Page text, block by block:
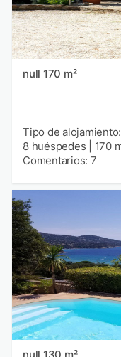
null 170 m²
Tipo de
8 huéspedes
170
Comentarios: 7